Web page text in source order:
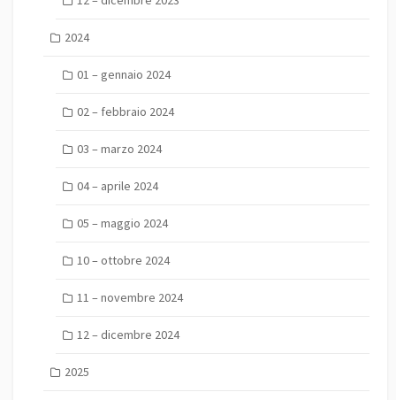
2024
01 – gennaio 2024
02 – febbraio 2024
03 – marzo 2024
04 – aprile 2024
05 – maggio 2024
10 – ottobre 2024
11 – novembre 2024
12 – dicembre 2024
2025